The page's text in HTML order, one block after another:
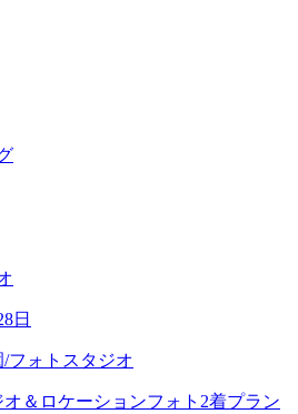
日
フォトスタジオ
オ＆ロケーションフォト2着プラン